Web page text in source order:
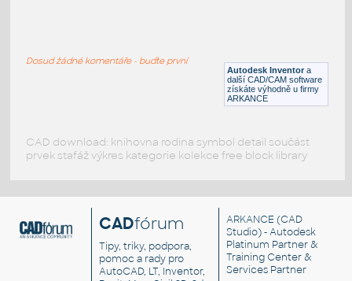
Lego 10197-DkBluishGray
Autodesk Inventor a
další CAD/CAM software
získáte výhodně u firmy
ARKANCE
Dosud žádné komentáře - buďte první
CAD download: knihovna rodina symbol detail součást
prvek stafáž výkres kategorie kolekce free block library
CADfórum
Tipy, triky, podpora,
pomoc a rady pro
AutoCAD, LT, Inventor,
ARKANCE (CAD
Studio) - Autodesk
Platinum Partner &
Training Center &
Services Partner